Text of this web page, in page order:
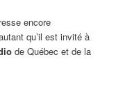
encore
qu’il est invité à
de Québec et de la